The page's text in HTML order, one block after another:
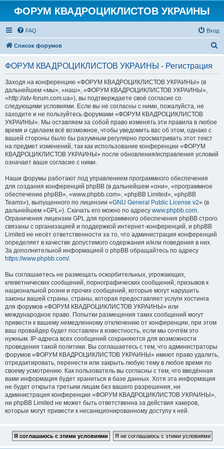
ФОРУМ КВАДРОЦИКЛИСТОВ УКРАИНЫ
FAQ Вход
Список форумов
ФОРУМ КВАДРОЦИКЛИСТОВ УКРАИНЫ - Регистрация
Заходя на конференцию «ФОРУМ КВАДРОЦИКЛИСТОВ УКРАИНЫ» (в
дальнейшем «мы», «наш», «ФОРУМ КВАДРОЦИКЛИСТОВ УКРАИНЫ»,
«http://atv-forum.com.ua»), вы подтверждаете своё согласие со
следующими условиями. Если вы не согласны с ними, пожалуйста, не
заходите и не пользуйтесь форумами «ФОРУМ КВАДРОЦИКЛИСТОВ
УКРАИНЫ». Мы оставляем за собой право изменять эти правила в любое
время и сделаем всё возможное, чтобы уведомить вас об этом, однако с
вашей стороны было бы разумным регулярно просматривать этот текст
на предмет изменений, так как использование конференции «ФОРУМ
КВАДРОЦИКЛИСТОВ УКРАИНЫ» после обновления/исправления условий
означает ваше согласие с ними.
Наши форумы работают под управлением программного обеспечения
для создания конференций phpBB (в дальнейшем «они», «программное
обеспечение phpBB», «www.phpbb.com», «phpBB Limited», «phpBB
Teams»), выпущенного по лицензии «GNU General Public License v2» (в
дальнейшем «GPL»). Скачать его можно по адресу www.phpbb.com.
Ограничения лицензии GPL для программного обеспечения phpBB строго
связаны с организацией и поддержкой интернет-конференций, и phpBB
Limited не несёт ответственности за то, что администрация конференций
определяет в качестве допустимого содержания и/или поведения в них.
За дополнительной информацией о phpBB обращайтесь по адресу
https://www.phpbb.com/.
Вы соглашаетесь не размещать оскорбительных, угрожающих,
клеветнических сообщений, порнографических сообщений, призывов к
национальной розни и прочих сообщений, которые могут нарушить
законы вашей страны, страны, которая предоставляет услуги хостинга
для форумов «ФОРУМ КВАДРОЦИКЛИСТОВ УКРАИНЫ» или
международное право. Попытки размещения таких сообщений могут
привести к вашему немедленному отключению от конференции, при этом
ваш провайдер будет поставлен в известность, если мы сочтём это
нужным. IP-адреса всех сообщений сохраняются для возможности
проведения такой политики. Вы соглашаетесь с тем, что администраторы
форумов «ФОРУМ КВАДРОЦИКЛИСТОВ УКРАИНЫ» имеют право удалить,
отредактировать, перенести или закрыть любую тему в любое время по
своему усмотрению. Как пользователь вы согласны с тем, что введённая
вами информация будет храниться в базе данных. Хотя эта информация
не будет открыта третьим лицам без вашего разрешения, ни
администрация конференции «ФОРУМ КВАДРОЦИКЛИСТОВ УКРАИНЫ»,
ни phpBB Limited не может быть ответственна за действия хакеров,
которые могут привести к несанкционированному доступу к ней.